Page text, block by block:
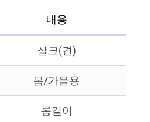
내용
실크(견)
봄/가을용
롱길이